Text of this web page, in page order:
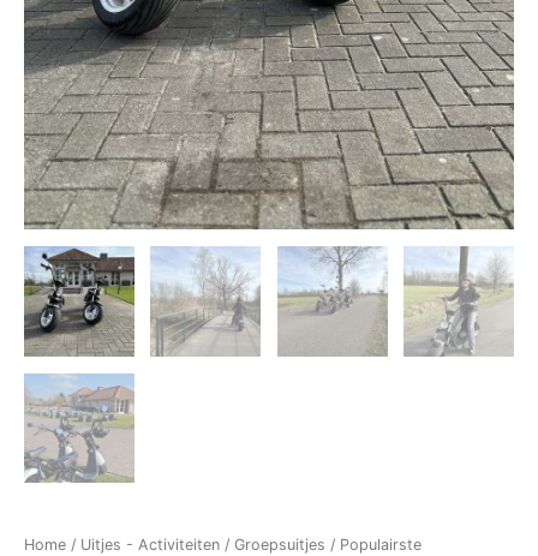
Home / Uitjes - Activiteiten / Groepsuitjes / Populairste